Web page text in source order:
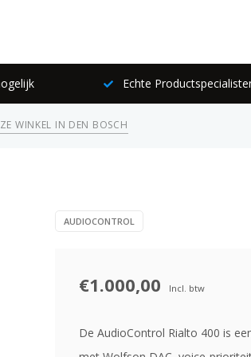
Echte
WINKEL IN DEN BOSCH
AUDIOCONTROL
€1.000,00 Incl. btw
De AudioControl Rialto 400 is